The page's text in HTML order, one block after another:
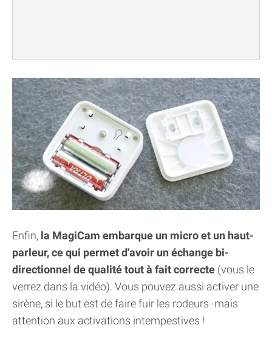
Enfin, la MagiCam embarque un micro et un haut-
parleur, ce qui permet d'avoir un échange bi-
directionnel de qualité tout à fait correcte (vous le
verrez dans la vidéo). Vous pouvez aussi activer une
sirène, si le but est de faire fuir les rodeurs -mais
attention aux activations intempestives !